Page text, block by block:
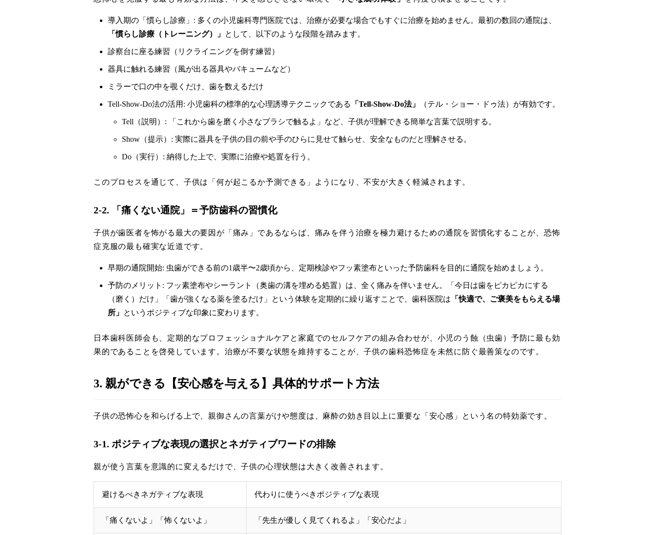
導入期の「慣らし診療」: 多くの小児歯科専門医院では、治療が必要な場合でもすぐに治療を始めません。最初の数回の通院は、
「慣らし診療（トレーニング）」 として、以下のような段階を踏みます。
診察台に座る練習（リクライニングを倒す練習）
器具に触れる練習（風が出る器具やバキュームなど）
ミラーで口の中を覗くだけ、歯を数えるだけ
Tell-Show-Do法の活用: 小児歯科の標準的な心理誘導テクニックである 「Tell-Show-Do法」 （テル・ショー・ドゥ法）が有効です。
Tell（説明）: 「これから歯を磨く小さなブラシで触るよ」など、子供が理解できる簡単な言葉で説明する。
Show（提示）: 実際に器具を子供の目の前や手のひらに見せて触らせ、安全なものだと理解させる。
Do（実行）: 納得した上で、実際に治療や処置を行う。
このプロセスを通じて、子供は「何が起こるか予測できる」ようになり、不安が大きく軽減されます。
2-2. 「痛くない通院」＝予防歯科の習慣化
子供が歯医者を怖がる最大の要因が「痛み」であるならば、痛みを伴う治療を極力避けるための通院を習慣化することが、恐怖
症克服の最も確実な近道です。
早期の通院開始: 虫歯ができる前の1歳半〜2歳頃から、定期検診やフッ素塗布といった予防歯科を目的に通院を始めましょう。
予防のメリット: フッ素塗布やシーラント（奥歯の溝を埋める処置）は、全く痛みを伴いません。「今日は歯をピカピカにする
（磨く）だけ」「歯が強くなる薬を塗るだけ」という体験を定期的に繰り返すことで、歯科医院は 「快適で、ご褒美をもらえる場
所」 というポジティブな印象に変わります。
日本歯科医師会も、定期的なプロフェッショナルケアと家庭でのセルフケアの組み合わせが、小児のう蝕（虫歯）予防に最も効
果的であることを啓発しています。治療が不要な状態を維持することが、子供の歯科恐怖症を未然に防ぐ最善策なのです。
3. 親ができる【安心感を与える】具体的サポート方法
子供の恐怖心を和らげる上で、親御さんの言葉がけや態度は、麻酔の効き目以上に重要な「安心感」という名の特効薬です。
3-1. ポジティブな表現の選択とネガティブワードの排除
親が使う言葉を意識的に変えるだけで、子供の心理状態は大きく改善されます。
避けるべきネガティブな表現 代わりに使うべきポジティブな表現
「痛くないよ」「怖くないよ」 「先生が優しく見てくれるよ」「安心だよ」